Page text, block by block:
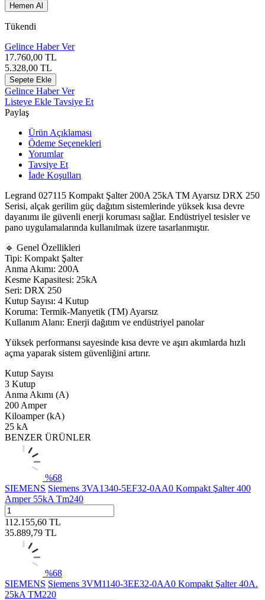
Hemen Al
Tükendi
Gelince Haber Ver
17.760,00 TL
5.328,00 TL
Sepete Ekle
Gelince Haber Ver
Listeye Ekle Tavsiye Et
Paylaş
Ürün Açıklaması
Ödeme Seçenekleri
Yorumlar
Tavsiye Et
İade Koşulları
Legrand 027115 Kompakt Şalter 200A 25kA TM Ayarsız DRX 250
Serisi, alçak gerilim güç dağıtım sistemlerinde yüksek kısa devre
dayanımı ile güvenli enerji koruması sağlar. Endüstriyel tesisler ve
pano uygulamalarında kullanılmak üzere tasarlanmıştır.
🔹 Genel Özellikleri
Tipi: Kompakt Şalter
Anma Akımı: 200A
Kesme Kapasitesi: 25kA
Seri: DRX 250
Kutup Sayısı: 4 Kutup
Koruma: Termik-Manyetik (TM) Ayarsız
Kullanım Alanı: Enerji dağıtım ve endüstriyel panolar
Yüksek performansı sayesinde kısa devre ve aşırı akımlarda hızlı
açma yaparak sistem güvenliğini artırır.
Kutup Sayısı
3 Kutup
Anma Akımı (A)
200 Amper
Kiloamper (kA)
25 kA
BENZER ÜRÜNLER
%68
SIEMENS Siemens 3VA1340-5EF32-0AA0 Kompakt Şalter 400
Amper 55kA Tm240
112.155,60 TL
35.889,79 TL
%68
SIEMENS Siemens 3VM1140-3EE32-0AA0 Kompakt Şalter 40A.
25kA TM220